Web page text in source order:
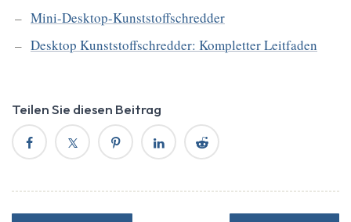
Mini-Desktop-Kunststoffschredder
Desktop Kunststoffschredder: Kompletter Leitfaden
Teilen Sie diesen Beitrag